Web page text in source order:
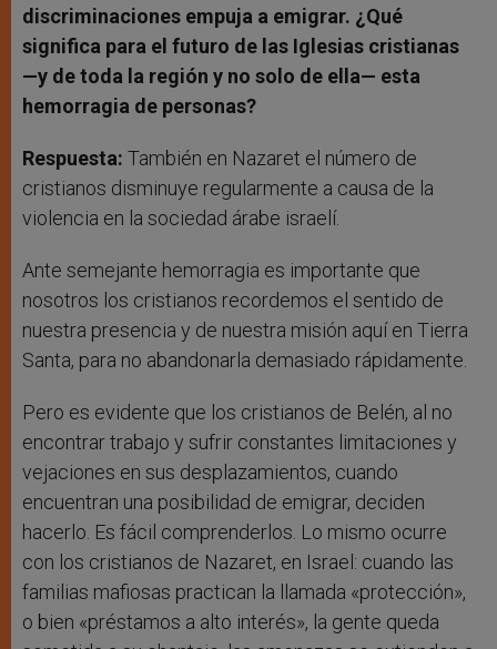
discriminaciones empuja a emigrar. ¿Qué
significa para el futuro de las Iglesias cristianas
—y de toda la región y no solo de ella— esta
hemorragia de personas?
Respuesta: También en Nazaret el número de
cristianos disminuye regularmente a causa de la
violencia en la sociedad árabe israelí.
Ante semejante hemorragia es importante que
nosotros los cristianos recordemos el sentido de
nuestra presencia y de nuestra misión aquí en Tierra
Santa, para no abandonarla demasiado rápidamente.
Pero es evidente que los cristianos de Belén, al no
encontrar trabajo y sufrir constantes limitaciones y
vejaciones en sus desplazamientos, cuando
encuentran una posibilidad de emigrar, deciden
hacerlo. Es fácil comprenderlos. Lo mismo ocurre
con los cristianos de Nazaret, en Israel: cuando las
familias mafiosas practican la llamada «protección»,
o bien «préstamos a alto interés», la gente queda